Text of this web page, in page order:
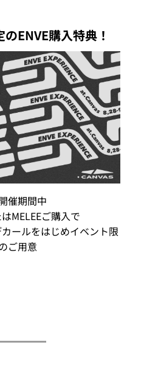
ENVE購入特典！
催期間中
MELEEご購入で
ールをはじめイベント限
ご用意